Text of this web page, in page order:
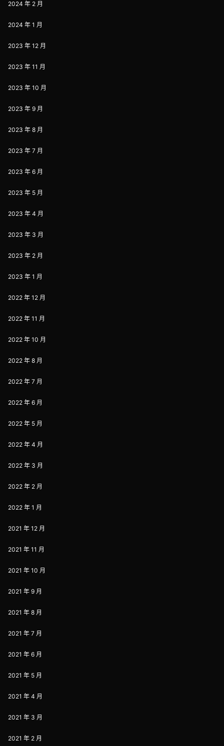
2024 年 2 月
2024 年 1 月
2023 年 12 月
2023 年 11 月
2023 年 10 月
2023 年 9 月
2023 年 8 月
2023 年 7 月
2023 年 6 月
2023 年 5 月
2023 年 4 月
2023 年 3 月
2023 年 2 月
2023 年 1 月
2022 年 12 月
2022 年 11 月
2022 年 10 月
2022 年 8 月
2022 年 7 月
2022 年 6 月
2022 年 5 月
2022 年 4 月
2022 年 3 月
2022 年 2 月
2022 年 1 月
2021 年 12 月
2021 年 11 月
2021 年 10 月
2021 年 9 月
2021 年 8 月
2021 年 7 月
2021 年 6 月
2021 年 5 月
2021 年 4 月
2021 年 3 月
2021 年 2 月